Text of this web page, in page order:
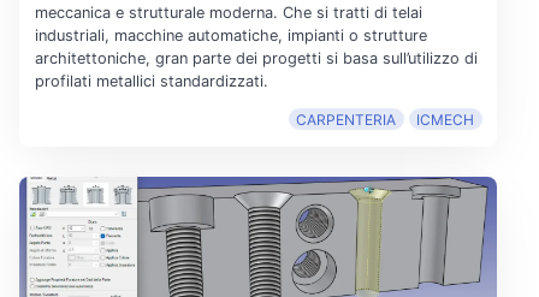
meccanica e strutturale moderna. Che si tratti di telai
industriali, macchine automatiche, impianti o strutture
architettoniche, gran parte dei progetti si basa sull’utilizzo di
profilati metallici standardizzati.
CARPENTERIA ICMECH